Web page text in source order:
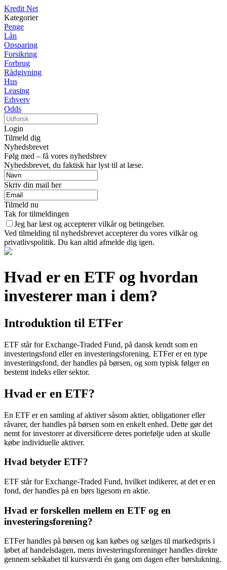
Kredit Net
Kategorier
Penge
Lån
Opsparing
Forsikring
Forbrug
Rådgivning
Hus
Leasing
Erhverv
Odds
Login
Tilmeld dig
Nyhedsbrevet
Følg med – få vores nyhedsbrev
Nyhedsbrevet, du faktisk har lyst til at læse.
Skriv din mail her
Tilmeld nu
Tak for tilmeldingen
Jeg har læst og accepterer vilkår og betingelser.
Ved tilmelding til nyhedsbrevet accepterer du vores vilkår og
privatlivspolitik. Du kan altid afmelde dig igen.
Hvad er en ETF og hvordan
investerer man i dem?
Introduktion til ETFer
ETF står for Exchange-Traded Fund, på dansk kendt som en
investeringsfond eller en investeringsforening. ETFer er en type
investeringsfond, der handles på børsen, og som typisk følger en
bestemt indeks eller sektor.
Hvad er en ETF?
En ETF er en samling af aktiver såsom aktier, obligationer eller
råvarer, der handles på børsen som en enkelt enhed. Dette gør det
nemt for investorer at diversificere deres portefølje uden at skulle
købe individuelle aktiver.
Hvad betyder ETF?
ETF står for Exchange-Traded Fund, hvilket indikerer, at det er en
fond, der handles på en børs ligesom en aktie.
Hvad er forskellen mellem en ETF og en
investeringsforening?
ETFer handles på børsen og kan købes og sælges til markedspris i
løbet af handelsdagen, mens investeringsforeninger handles direkte
gennem selskabet til kursværdi én gang om dagen efter børslukning.